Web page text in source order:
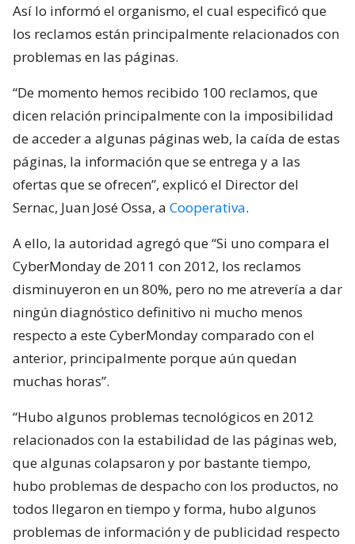
Así lo informó el organismo, el cual especificó que
los reclamos están principalmente relacionados con
problemas en las páginas.
“De momento hemos recibido 100 reclamos, que
dicen relación principalmente con la imposibilidad
de acceder a algunas páginas web, la caída de estas
páginas, la información que se entrega y a las
ofertas que se ofrecen”, explicó el Director del
Sernac, Juan José Ossa, a Cooperativa.
A ello, la autoridad agregó que “Si uno compara el
CyberMonday de 2011 con 2012, los reclamos
disminuyeron en un 80%, pero no me atrevería a dar
ningún diagnóstico definitivo ni mucho menos
respecto a este CyberMonday comparado con el
anterior, principalmente porque aún quedan
muchas horas”.
“Hubo algunos problemas tecnológicos en 2012
relacionados con la estabilidad de las páginas web,
que algunas colapsaron y por bastante tiempo,
hubo problemas de despacho con los productos, no
todos llegaron en tiempo y forma, hubo algunos
problemas de información y de publicidad respecto